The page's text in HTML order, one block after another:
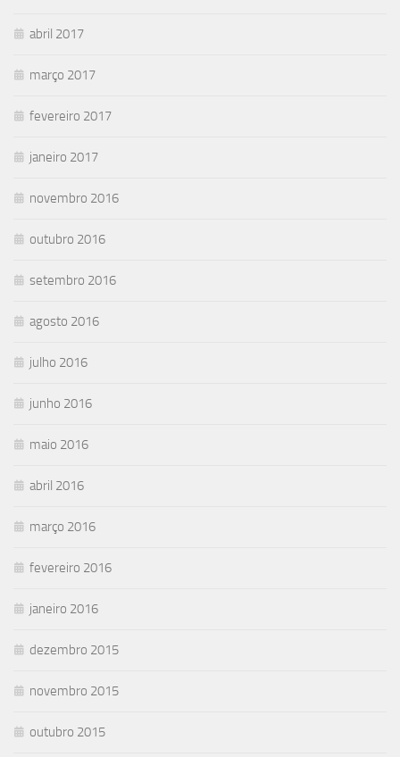
abril 2017
março 2017
fevereiro 2017
janeiro 2017
novembro 2016
outubro 2016
setembro 2016
agosto 2016
julho 2016
junho 2016
maio 2016
abril 2016
março 2016
fevereiro 2016
janeiro 2016
dezembro 2015
novembro 2015
outubro 2015